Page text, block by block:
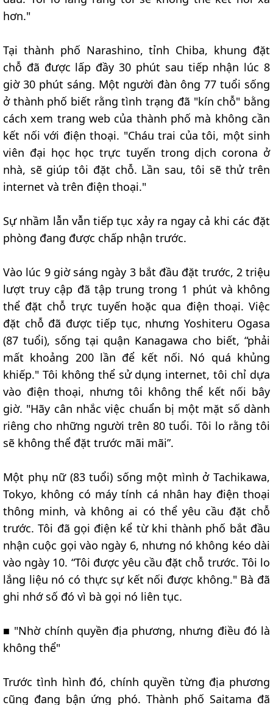
hơn."
Tại thành phố Narashino, tỉnh Chiba, khung đặt
chỗ đã được lấp đầy 30 phút sau tiếp nhận lúc 8
giờ 30 phút sáng. Một người đàn ông 77 tuổi sống
ở thành phố biết rằng tình trạng đã "kín chỗ" bằng
cách xem trang web của thành phố mà không cần
kết nối với điện thoại. "Cháu trai của tôi, một sinh
viên đại học học trực tuyến trong dịch corona ở
nhà, sẽ giúp tôi đặt chỗ. Lần sau, tôi sẽ thử trên
internet và trên điện thoại."
Sự nhầm lẫn vẫn tiếp tục xảy ra ngay cả khi các đặt
phòng đang được chấp nhận trước.
Vào lúc 9 giờ sáng ngày 3 bắt đầu đặt trước, 2 triệu
lượt truy cập đã tập trung trong 1 phút và không
thể đặt chỗ trực tuyến hoặc qua điện thoại. Việc
đặt chỗ đã được tiếp tục, nhưng Yoshiteru Ogasa
(87 tuổi), sống tại quận Kanagawa cho biết, “phải
mất khoảng 200 lần để kết nối. Nó quá khủng
khiếp." Tôi không thể sử dụng internet, tôi chỉ dựa
vào điện thoại, nhưng tôi không thể kết nối bây
giờ. "Hãy cân nhắc việc chuẩn bị một mặt số dành
riêng cho những người trên 80 tuổi. Tôi lo rằng tôi
sẽ không thể đặt trước mãi mãi”.
Một phụ nữ (83 tuổi) sống một mình ở Tachikawa,
Tokyo, không có máy tính cá nhân hay điện thoại
thông minh, và không ai có thể yêu cầu đặt chỗ
trước. Tôi đã gọi điện kể từ khi thành phố bắt đầu
nhận cuộc gọi vào ngày 6, nhưng nó không kéo dài
vào ngày 10. “Tôi được yêu cầu đặt chỗ trước. Tôi lo
lắng liệu nó có thực sự kết nối được không." Bà đã
ghi nhớ số đó vì bà gọi nó liên tục.
■ "Nhờ chính quyền địa phương, nhưng điều đó là
không thể"
Trước tình hình đó, chính quyền từng địa phương
cũng đang bận ứng phó. Thành phố Saitama đã